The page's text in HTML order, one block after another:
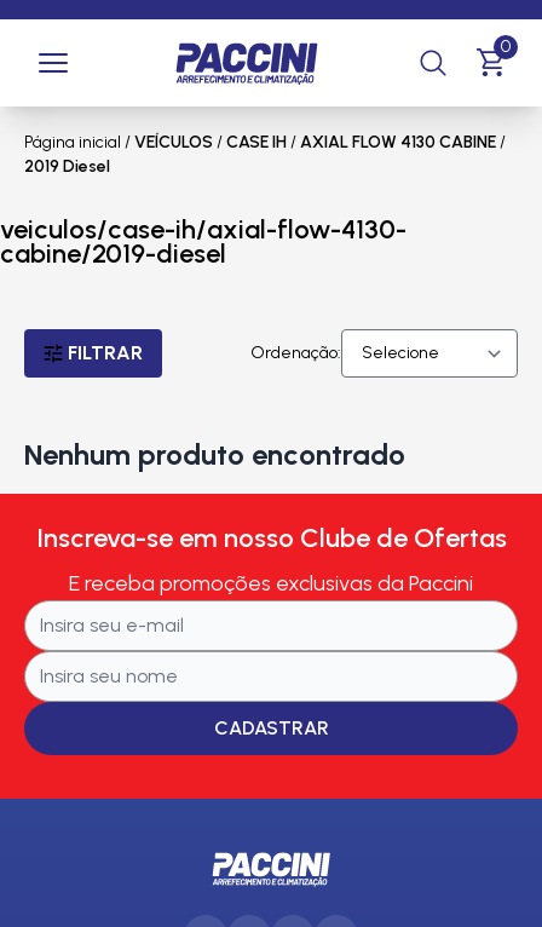
0
Página inicial /VEÍCULOS /CASE IH/AXIAL FLOW 4130 CABINE/
2019 Diesel
veiculos/case-ih/axial-flow-4130-
cabine/2019-diesel
FILTRAR Ordenação:
Nenhum produto encontrado
Inscreva-se em nosso Clube de Ofertas
E receba promoções exclusivas da Paccini
CADASTRAR